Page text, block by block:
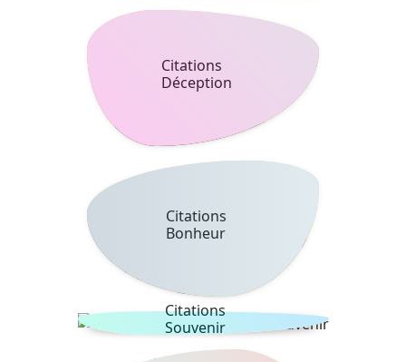
Citations
Déception
Citations
Bonheur
Citations
Souvenir